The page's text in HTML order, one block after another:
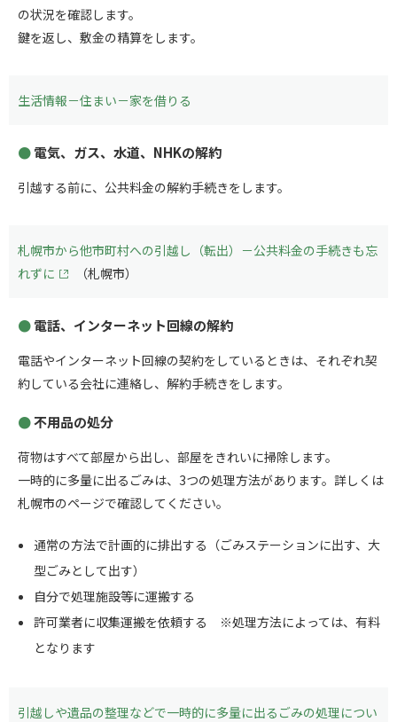
の状況を確認します。
鍵を返し、敷金の精算をします。
生活情報－住まい－家を借りる
電気、ガス、水道、NHKの解約
引越する前に、公共料金の解約手続きをします。
札幌市から他市町村への引越し（転出）－公共料金の手続きも忘
れずに
（札幌市）
電話、インターネット回線の解約
電話やインターネット回線の契約をしているときは、それぞれ契
約している会社に連絡し、解約手続きをします。
不用品の処分
荷物はすべて部屋から出し、部屋をきれいに掃除します。
一時的に多量に出るごみは、3つの処理方法があります。詳しくは
札幌市のページで確認してください。
通常の方法で計画的に排出する（ごみステーションに出す、大
型ごみとして出す）
自分で処理施設等に運搬する
許可業者に収集運搬を依頼する ※処理方法によっては、有料
となります
引越しや遺品の整理などで一時的に多量に出るごみの処理につい